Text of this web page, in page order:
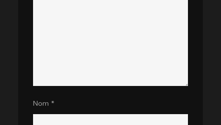
Nom *